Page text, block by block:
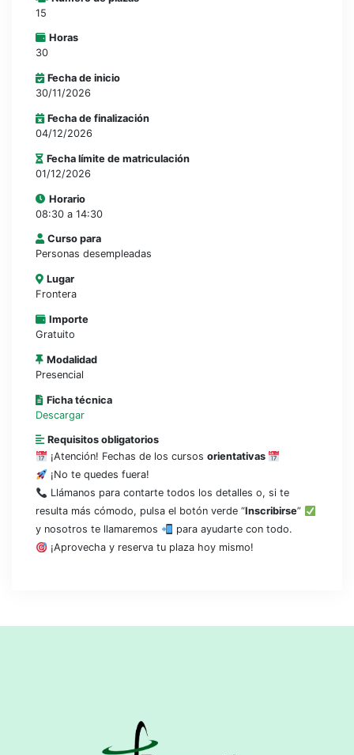
15
Horas
30
Fecha de inicio
30/11/2026
Fecha de finalización
04/12/2026
Fecha límite de matriculación
01/12/2026
Horario
08:30 a 14:30
Curso para
Personas desempleadas
Lugar
Frontera
Importe
Gratuito
Modalidad
Presencial
Ficha técnica
Descargar
Requisitos obligatorios
¡Atención! Fechas de los cursos orientativas
¡No te quedes fuera!
Llámanos para contarte todos los detalles o, si te
resulta más cómodo, pulsa el botón verde “Inscribirse”
y nosotros te llamaremos
para ayudarte con todo.
¡Aprovecha y reserva tu plaza hoy mismo!